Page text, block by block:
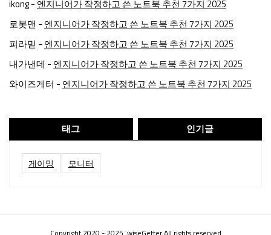
ikong- 엔지니어가 작정하고 쓴 노트북 추천 7가지 2025
로봇맨 - 엔지니어가 작정하고 쓴 노트북 추천 7가지 2025
피라믿 - 엔지니어가 작정하고 쓴 노트북 추천 7가지 2025
내가낸데 - 엔지니어가 작정하고 쓴 노트북 추천 7가지 2025
와이즈게터 - 엔지니어가 작정하고 쓴 노트북 추천 7가지 2025
태그 인기글
게이밍 모니터